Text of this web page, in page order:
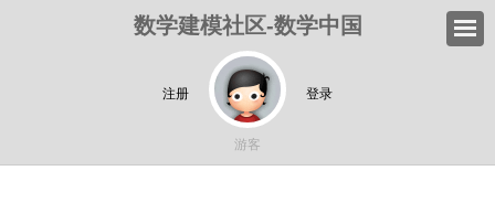
数学建模社区-数学中国
注册 登录
游客